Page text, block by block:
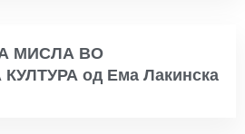
МИСЛА ВО
од Ема Лакинска